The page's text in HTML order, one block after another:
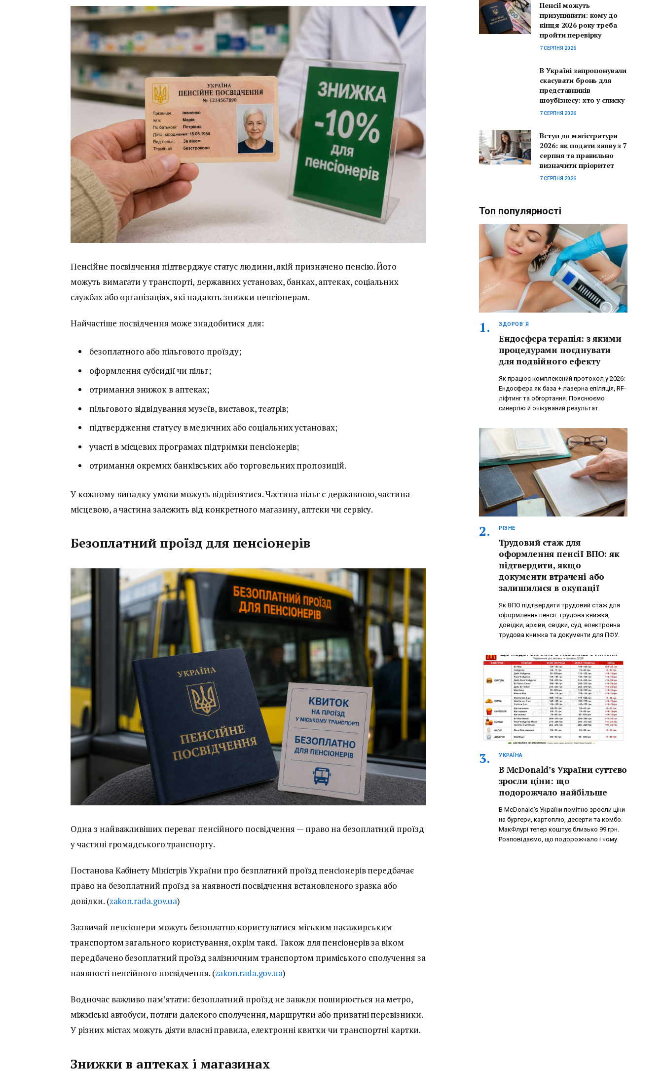
Пенсійне посвідчення підтверджує статус людини, якій призначено пенсію. Його
можуть вимагати у транспорті, державних установах, банках, аптеках, соціальних
службах або організаціях, які надають знижки пенсіонерам.
Найчастіше посвідчення може знадобитися для:
безоплатного або пільгового проїзду;
оформлення субсидії чи пільг;
отримання знижок в аптеках;
пільгового відвідування музеїв, виставок, театрів;
підтвердження статусу в медичних або соціальних установах;
участі в місцевих програмах підтримки пенсіонерів;
отримання окремих банківських або торговельних пропозицій.
У кожному випадку умови можуть відрізнятися. Частина пільг є державною, частина —
місцевою, а частина залежить від конкретного магазину, аптеки чи сервісу.
Безоплатний проїзд для пенсіонерів
Одна з найважливіших переваг пенсійного посвідчення — право на безоплатний проїзд
у частині громадського транспорту.
Постанова Кабінету Міністрів України про безплатний проїзд пенсіонерів передбачає
право на безоплатний проїзд за наявності посвідчення встановленого зразка або
довідки. (zakon.rada.gov.ua)
Зазвичай пенсіонери можуть безоплатно користуватися міським пасажирським
транспортом загального користування, окрім таксі. Також для пенсіонерів за віком
передбачено безоплатний проїзд залізничним транспортом приміського сполучення за
наявності пенсійного посвідчення. (zakon.rada.gov.ua)
Водночас важливо пам’ятати: безоплатний проїзд не завжди поширюється на метро,
міжміські автобуси, потяги далекого сполучення, маршрутки або приватні перевізники.
У різних містах можуть діяти власні правила, електронні квитки чи транспортні картки.
Знижки в аптеках і магазинах
Пенсії можуть
призупинити: кому до
кінця 2026 року треба
пройти перевірку
7 СЕРПНЯ 2026
В Україні запропонували
скасувати бронь для
представників
шоубізнесу: хто у списку
7 СЕРПНЯ 2026
Вступ до магістратури
2026: як подати заяву з 7
серпня та правильно
визначити пріоритет
7 СЕРПНЯ 2026
Топ популярності
ЗДОРОВ`Я
Ендосфера терапія: з якими
процедурами поєднувати
для подвійного ефекту
Як працює комплексний протокол у 2026:
Ендосфера як база + лазерна епіляція, RF-
ліфтинг та обгортання. Пояснюємо
синергію й очікуваний результат.
РІЗНЕ
Трудовий стаж для
оформлення пенсії ВПО: як
підтвердити, якщо
документи втрачені або
залишилися в окупації
Як ВПО підтвердити трудовий стаж для
оформлення пенсії: трудова книжка,
довідки, архіви, свідки, суд, електронна
трудова книжка та документи для ПФУ.
УКРАЇНА
В McDonald’s України суттєво
зросли ціни: що
подорожчало найбільше
В McDonald’s України помітно зросли ціни
на бургери, картоплю, десерти та комбо.
МакФлурі тепер коштує близько 99 грн.
Розповідаємо, що подорожчало і чому.